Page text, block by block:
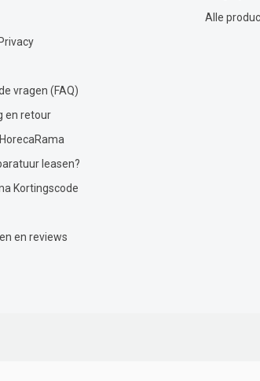
vragen (FAQ)
en retour
leasen?
Kortingscode
en reviews
Alle